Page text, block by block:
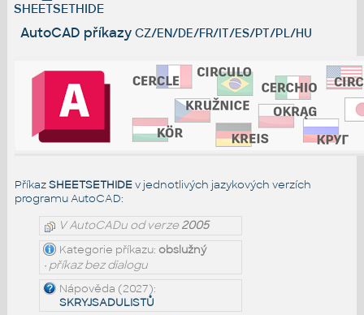
SHEETSETHIDE
AutoCAD příkazy CZ/EN/DE/FR/IT/ES/PT/PL/HU
PříkazSHEETSETHIDEv jednotlivých jazykových verzích
programu AutoCAD:
V AutoCADu od verze2005
Kategorie příkazu: obslužný
• příkaz bez dialogu
Nápověda (2027):
SKRYJSADULISTŮ